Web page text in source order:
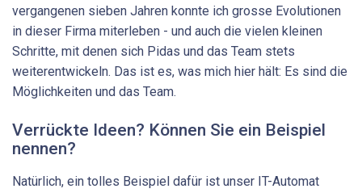
vergangenen sieben Jahren konnte ich grosse Evolutionen
in dieser Firma miterleben - und auch die vielen kleinen
Schritte, mit denen sich Pidas und das Team stets
weiterentwickeln. Das ist es, was mich hier hält: Es sind die
Möglichkeiten und das Team.
Verrückte Ideen? Können Sie ein Beispiel
nennen?
Natürlich, ein tolles Beispiel dafür ist unser IT-Automat